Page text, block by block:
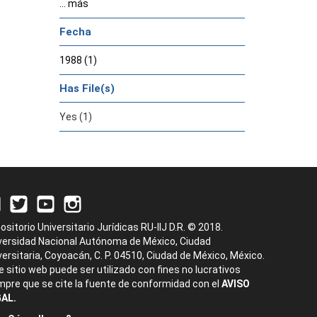
... más
Fecha
1988 (1)
Has File(s)
Yes (1)
Universitario Jurídicas RU-IIJ D.R. © 2018.
Nacional Autónoma de México, Ciudad
Coyoacán, C. P. 04510, Ciudad de México, México.
sitio web puede ser utilizado con fines no lucrativos
que se cite la fuente de conformidad con el AVISO